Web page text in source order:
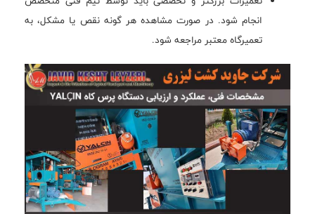
انجام شود. در صورت مشاهده هر گونه نقص یا مشکل، به
تعمیرگاه معتبر مراجعه شود.